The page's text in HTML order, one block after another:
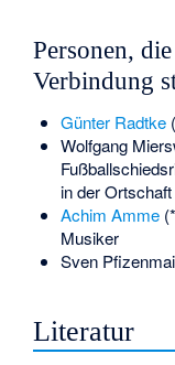
Personen,
Verbindung
Günter Radtke
Wolfgang
in der Ortschaft
Achim Amme(*
Musiker
Sven
Literatur